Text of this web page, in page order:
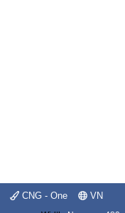
CNG - One VN